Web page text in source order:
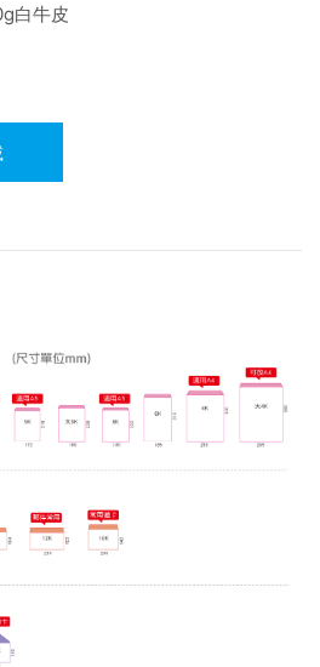
白牛皮